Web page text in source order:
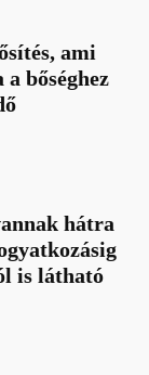
ami
bőséghez
hátra
is látható